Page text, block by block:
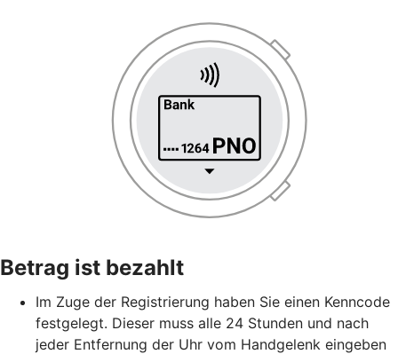
Betrag ist bezahlt
Im Zuge der Registrierung haben Sie einen Kenncode
festgelegt. Dieser muss alle 24 Stunden und nach
jeder Entfernung der Uhr vom Handgelenk eingeben